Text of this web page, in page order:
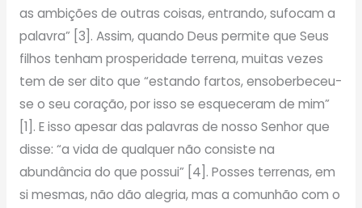
as ambições de outras coisas, entrando, sufocam a
palavra” [3]. Assim, quando Deus permite que Seus
filhos tenham prosperidade terrena, muitas vezes
tem de ser dito que “estando fartos, ensoberbeceu-
se o seu coração, por isso se esqueceram de mim”
[1]. E isso apesar das palavras de nosso Senhor que
disse: “a vida de qualquer não consiste na
abundância do que possui” [4]. Posses terrenas, em
si mesmas, não dão alegria, mas a comunhão com o